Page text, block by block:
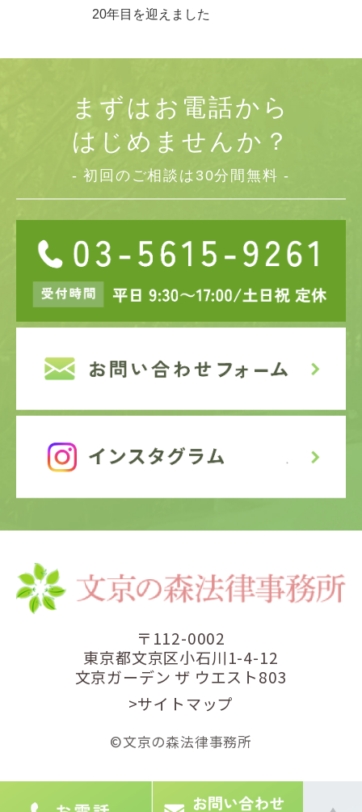
20年目を迎えました
まずはお電話から
はじめませんか？
- 初回のご相談は30分間無料 -
〒112-0002
東京都文京区小石川1-4-12
文京ガーデン ザ ウエスト803
>サイトマップ
©文京の森法律事務所